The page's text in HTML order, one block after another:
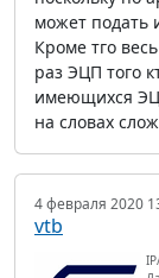
может подать
Кроме тго
раз ЭЦП того
имеющихся
на словах
4 февраля 2020
vtb